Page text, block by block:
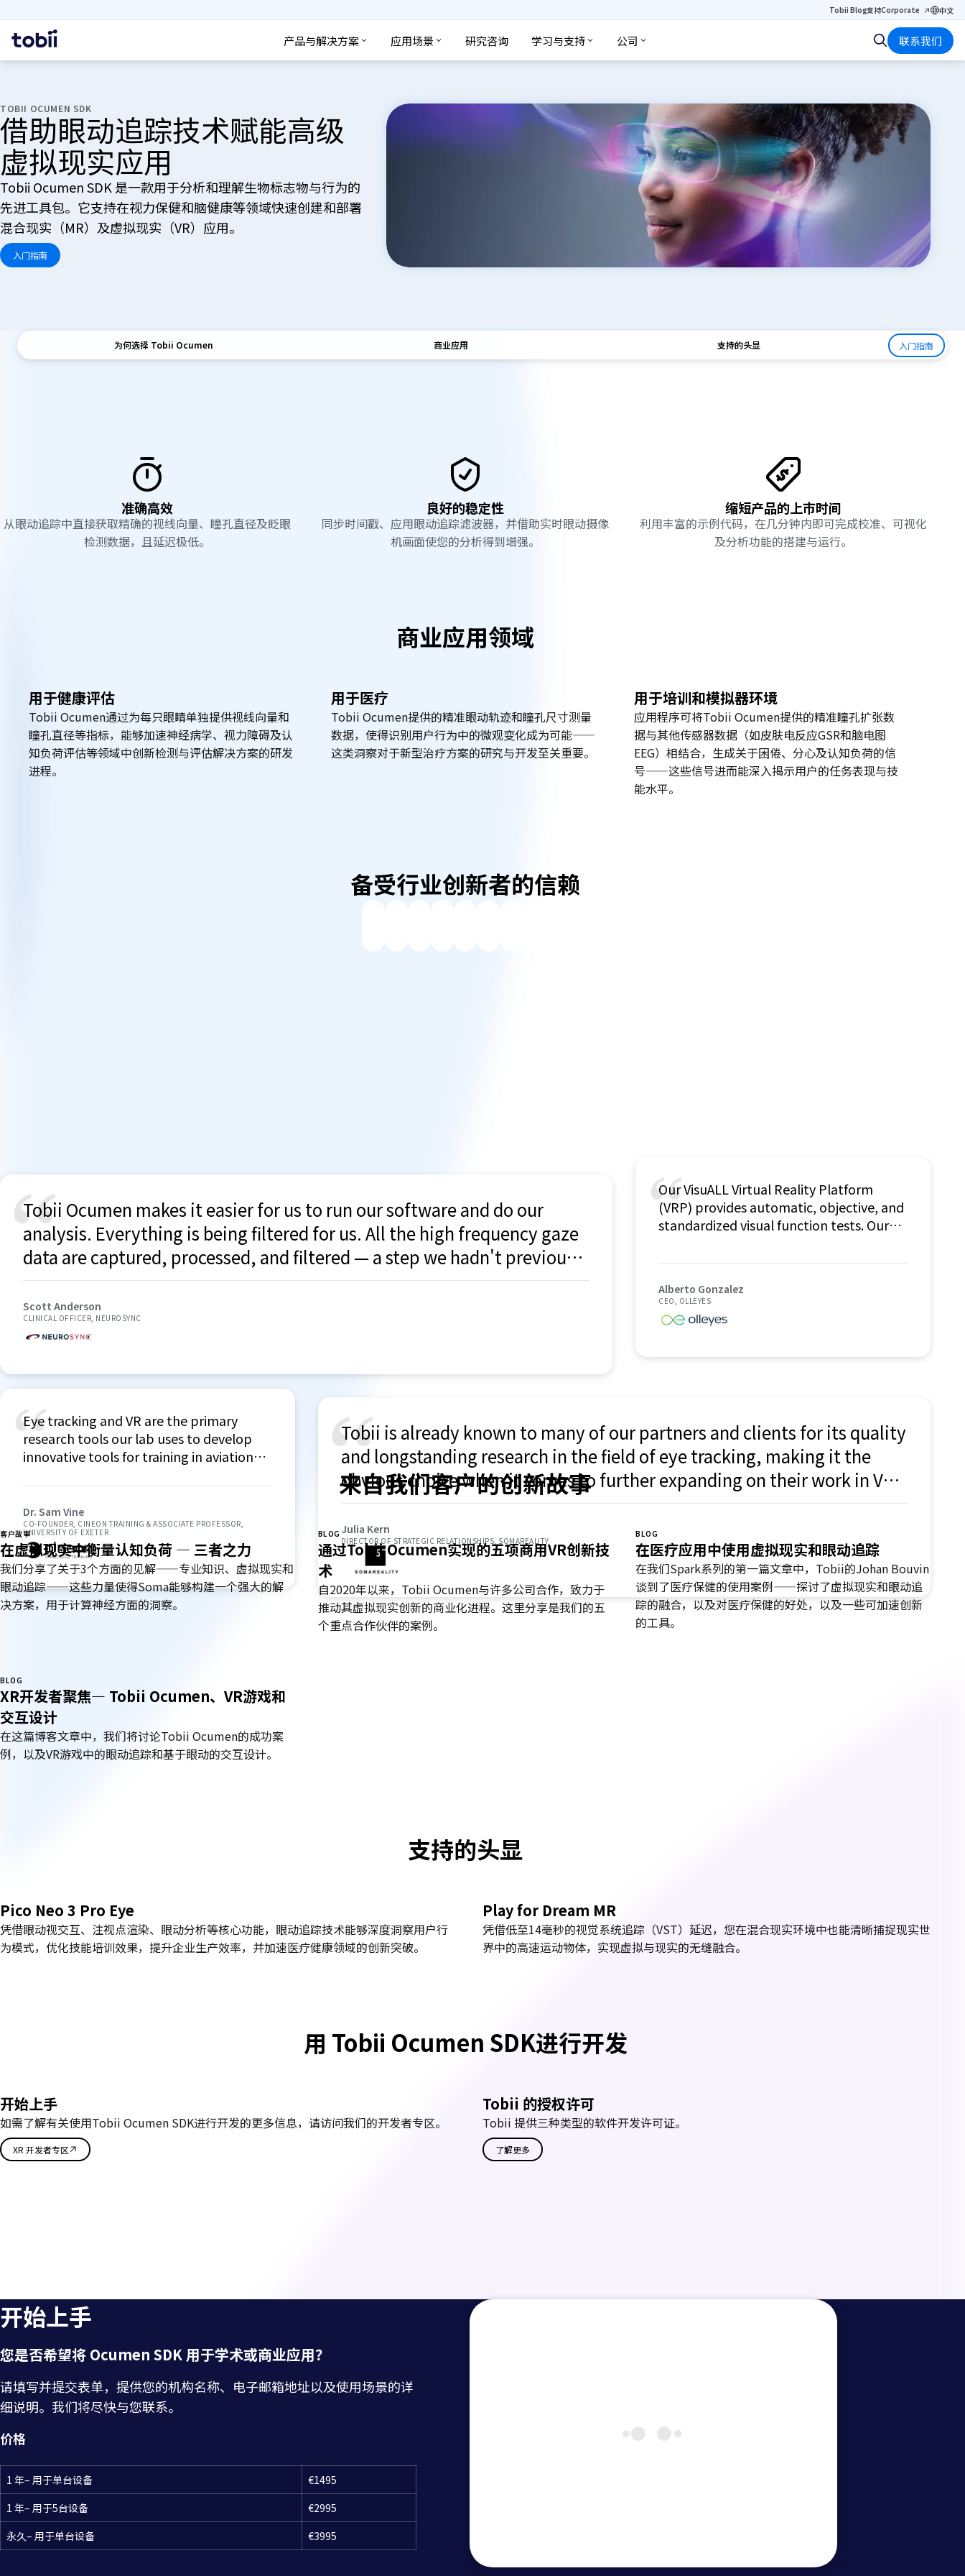
Tobii Blog支持Corporate 中文
首
页
产品与解决方案 应用场景 研究咨询 学习与支持 公司
搜索 联系我们
TOBII OCUMEN SDK
借助眼动追踪技术赋能高级
虚拟现实应用
Tobii Ocumen SDK 是一款用于分析和理解生物标志物与行为的
先进工具包。它支持在视力保健和脑健康等领域快速创建和部署
混合现实（MR）及虚拟现实（VR）应用。
入门指南
为何选择 Tobii Ocumen 商业应用 支持的头显 入门指南
准确高效
从眼动追踪中直接获取精确的视线向量、瞳孔直径及眨眼
检测数据，且延迟极低。
良好的稳定性
同步时间戳、应用眼动追踪滤波器，并借助实时眼动摄像
机画面使您的分析得到增强。
缩短产品的上市时间
利用丰富的示例代码，在几分钟内即可完成校准、可视化
及分析功能的搭建与运行。
商业应用领域
用于健康评估
Tobii Ocumen通过为每只眼睛单独提供视线向量和
瞳孔直径等指标，能够加速神经病学、视力障碍及认
知负荷评估等领域中创新检测与评估解决方案的研发
进程。
用于医疗
Tobii Ocumen提供的精准眼动轨迹和瞳孔尺寸测量
数据，使得识别用户行为中的微观变化成为可能——
这类洞察对于新型治疗方案的研究与开发至关重要。
用于培训和模拟器环境
应用程序可将Tobii Ocumen提供的精准瞳孔扩张数
据与其他传感器数据（如皮肤电反应GSR和脑电图
EEG）相结合，生成关于困倦、分心及认知负荷的信
号——这些信号进而能深入揭示用户的任务表现与技
能水平。
备受行业创新者的信赖
“
Tobii Ocumen makes it easier for us to run our software and do our
analysis. Everything is being filtered for us. All the high frequency gaze
data are captured, processed, and filtered — a step we hadn't previously
been able to utilize. When the data gets to us, it's ready for our
implementation. It's a tremendous time-saver, and it puts the raw data
into a consumable format.
Scott Anderson
CLINICAL OFFICER, NEUROSYNC
“
Our VisuALL Virtual Reality Platform
(VRP) provides automatic, objective, and
standardized visual function tests. Our
increase the accuracy of our technology
develop and deploy our product
offerings and is a step forward in
automating the assessment of visual
Alberto Gonzalez
CEO, OLLEYES
“
Eye tracking and VR are the primary
research tools our lab uses to develop
innovative tools for training in aviation
Ocumen allows us to develop our unique
tools, much more effectively, spending
more time on our core business, and less
on programming.
Dr. Sam Vine
CO-FOUNDER, CINEON TRAINING & ASSOCIATE PROFESSOR,
UNIVERSITY OF EXETER
“
Tobii is already known to many of our partners and clients for its quality
and longstanding research in the field of eye tracking, making it the
obvious choice when it comes to further expanding on their work in VR.
Furthermore, Tobii Ocumen comes with packages for Unity3d and a
clean interface which allows for easy access to the data – a big plus for
everyone working on the development end.
Julia Kern
DIRECTOR OF STRATEGIC RELATIONSHIPS, SOMAREALITY
来自我们客户的创新故事
客户故事
在虚拟现实中衡量认知负荷 — 三者之力
我们分享了关于3个方面的见解——专业知识、虚拟现实和
眼动追踪——这些力量使得Soma能够构建一个强大的解
决方案，用于计算神经方面的洞察。
BLOG
通过Tobii Ocumen实现的五项商用VR创新技
术
自2020年以来，Tobii Ocumen与许多公司合作，致力于
推动其虚拟现实创新的商业化进程。这里分享是我们的五
个重点合作伙伴的案例。
BLOG
在医疗应用中使用虚拟现实和眼动追踪
在我们Spark系列的第一篇文章中，Tobii的Johan Bouvin
谈到了医疗保健的使用案例——探讨了虚拟现实和眼动追
踪的融合，以及对医疗保健的好处，以及一些可加速创新
的工具。
BLOG
XR开发者聚焦— Tobii Ocumen、VR游戏和
交互设计
在这篇博客文章中，我们将讨论Tobii Ocumen的成功案
例，以及VR游戏中的眼动追踪和基于眼动的交互设计。
显
支持的头显
Pico Neo 3 Pro Eye
凭借眼动视交互、注视点渲染、眼动分析等核心功能，眼动追踪技术能够深度洞察用户行
为模式，优化技能培训效果，提升企业生产效率，并加速医疗健康领域的创新突破。
Play for Dream MR
凭借低至14毫秒的视觉系统追踪（VST）延迟，您在混合现实环境中也能清晰捕捉现实世
界中的高速运动物体，实现虚拟与现实的无缝融合。
用 Tobii Ocumen SDK进行开发
开始上手
如需了解有关使用Tobii Ocumen SDK进行开发的更多信息，请访问我们的开发者专区。
XR 开发者专区
Tobii 的授权许可
Tobii 提供三种类型的软件开发许可证。
了解更多
开始上手
您是否希望将 Ocumen SDK 用于学术或商业应用？
请填写并提交表单，提供您的机构名称、电子邮箱地址以及使用场景的详
细说明。我们将尽快与您联系。
价格
1 年– 用于单台设备
€1495
1 年– 用于5台设备
€2995
永久– 用于单台设备
€3995